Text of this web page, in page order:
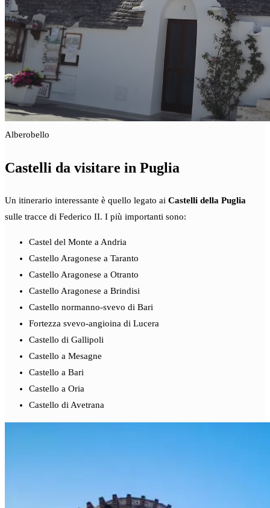
Alberobello
Castelli da visitare in Puglia
Un itinerario interessante è quello legato ai Castelli della Puglia
sulle tracce di Federico II. I più importanti sono:
Castel del Monte a Andria
Castello Aragonese a Taranto
Castello Aragonese a Otranto
Castello Aragonese a Brindisi
Castello normanno-svevo di Bari
Fortezza svevo-angioina di Lucera
Castello di Gallipoli
Castello a Mesagne
Castello a Bari
Castello a Oria
Castello di Avetrana